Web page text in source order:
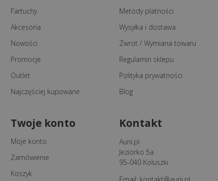
Fartuchy
Akcesoria
Nowości
Promocje
Outlet
Najczęściej kupowane
Metody płatności
Wysyłka i dostawa
Zwrot / Wymiana towaru
Regulamin sklepu
Polityka prywatności
Blog
Twoje konto
Moje konto
Zamówienie
Koszyk
Kontakt
Aurii.pl
Jeziorko 5a
95-040 Koluszki